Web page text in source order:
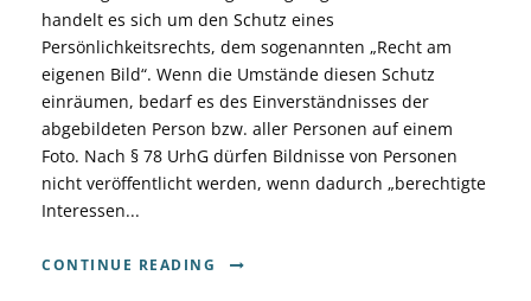
handelt es sich um den Schutz eines
Persönlichkeitsrechts, dem sogenannten „Recht am
eigenen Bild“. Wenn die Umstände diesen Schutz
einräumen, bedarf es des Einverständnisses der
abgebildeten Person bzw. aller Personen auf einem
Foto. Nach § 78 UrhG dürfen Bildnisse von Personen
nicht veröffentlicht werden, wenn dadurch „berechtigte
Interessen...
CONTINUE READING